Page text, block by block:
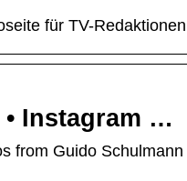
für TV-
Instagram …
from Guido Schulmann